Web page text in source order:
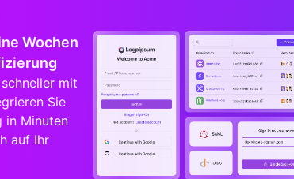
Wochen
mit
Sie
in Minuten
auf Ihr